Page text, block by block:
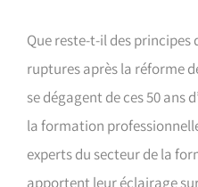
Que reste-t-il des principes
ruptures après la réforme
se dégagent de ces 50 ans
la formation
experts du secteur de la
apportent leur éclairage